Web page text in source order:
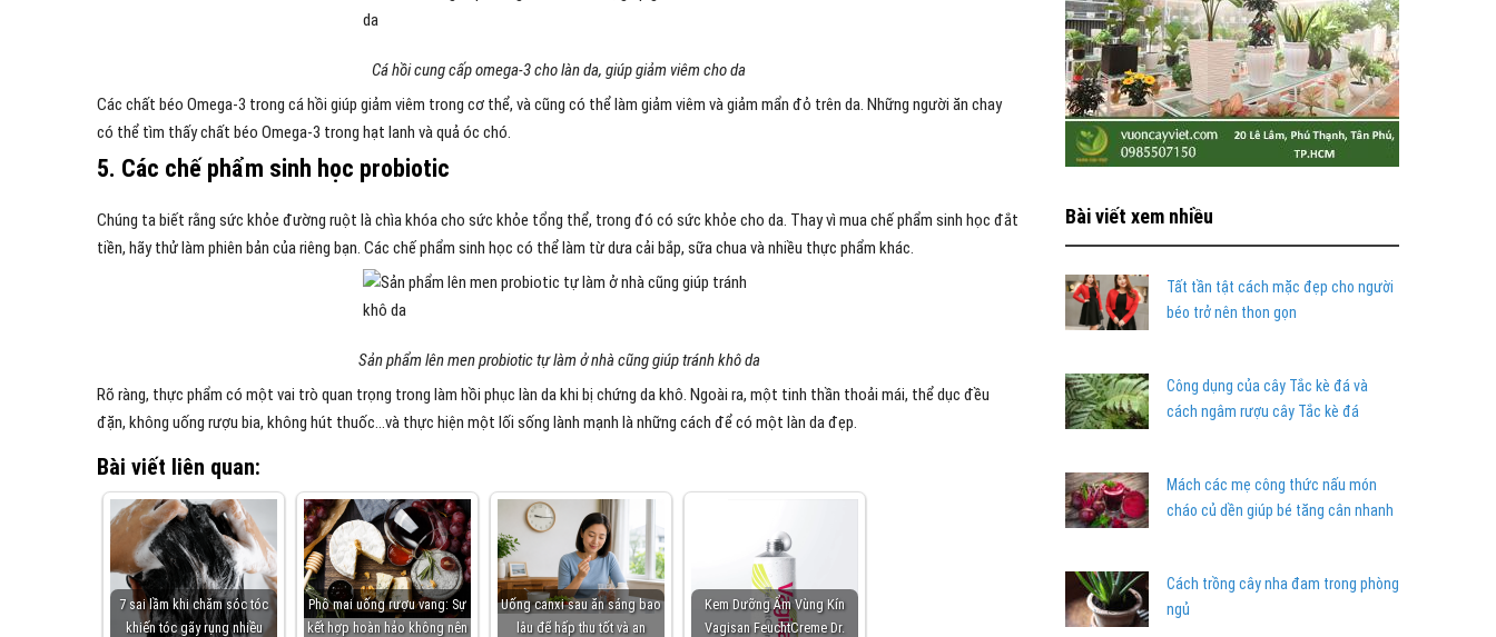
Cá hồi cung cấp omega-3 cho làn da, giúp giảm viêm cho da
Các chất béo Omega-3 trong cá hồi giúp giảm viêm trong cơ thể, và cũng có thể làm giảm viêm và giảm mẩn đỏ trên da. Những người ăn chay
có thể tìm thấy chất béo Omega-3 trong hạt lanh và quả óc chó.
5. Các chế phẩm sinh học probiotic
Chúng ta biết rằng sức khỏe đường ruột là chìa khóa cho sức khỏe tổng thể, trong đó có sức khỏe cho da. Thay vì mua chế phẩm sinh học đắt
tiền, hãy thử làm phiên bản của riêng bạn. Các chế phẩm sinh học có thể làm từ dưa cải bắp, sữa chua và nhiều thực phẩm khác.
Sản phẩm lên men probiotic tự làm ở nhà cũng giúp tránh khô da
Rõ ràng, thực phẩm có một vai trò quan trọng trong làm hồi phục làn da khi bị chứng da khô. Ngoài ra, một tinh thần thoải mái, thể dục đều
đặn, không uống rượu bia, không hút thuốc…và thực hiện một lối sống lành mạnh là những cách để có một làn da đẹp.
Bài viết liên quan:
7 sai lầm khi chăm sóc tóc
khiến tóc gãy rụng nhiều
Phô mai uống rượu vang: Sự
kết hợp hoàn hảo không nên
Uống canxi sau ăn sáng bao
lâu để hấp thu tốt và an
Kem Dưỡng Ẩm Vùng Kín
Vagisan FeuchtCreme Dr.
Bài viết xem nhiều
Tất tần tật cách mặc đẹp cho người
béo trở nên thon gọn
Công dụng của cây Tắc kè đá và
cách ngâm rượu cây Tắc kè đá
Mách các mẹ công thức nấu món
cháo củ dền giúp bé tăng cân nhanh
Cách trồng cây nha đam trong phòng
ngủ